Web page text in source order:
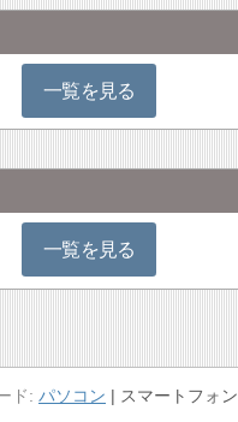
一覧を見る
一覧を見る
パソコン スマートフォン